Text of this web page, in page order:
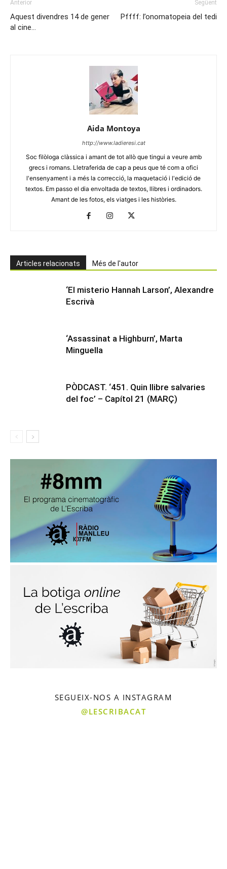
Anterior
Aquest divendres 14 de gener
al cine…
Següent
Pffff: l’onomatopeia del tedi
Aida Montoya
http://www.ladieresi.cat
Soc filòloga clàssica i amant de tot allò que tingui a veure amb
grecs i romans. Lletraferida de cap a peus que té com a ofici
l'ensenyament i a més la correcció, la maquetació i l'edició de
textos. Em passo el dia envoltada de textos, llibres i ordinadors.
Amant de les fotos, els viatges i les històries.
Articles relacionats Més de l'autor
‘El misterio Hannah Larson’, Alexandre
Escrivà
‘Assassinat a Highburn’, Marta
Minguella
PÒDCAST. ‘451. Quin llibre salvaries
del foc’ – Capítol 21 (MARÇ)
SEGUEIX-NOS A INSTAGRAM
@LESCRIBACAT